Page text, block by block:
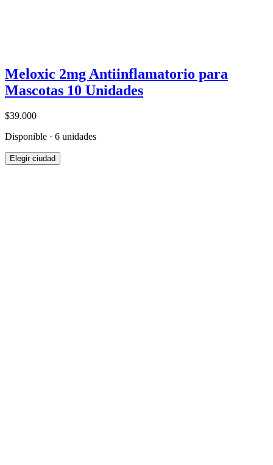
Meloxic 2mg Antiinflamatorio para
Mascotas 10 Unidades
$39.000
Disponible · 6 unidades
Elegir ciudad